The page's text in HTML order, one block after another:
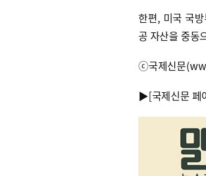
한편, 미국 국
공 자산을 중동
ⓒ국제신문
▶[국제신문 페